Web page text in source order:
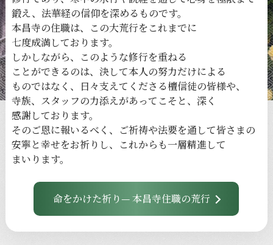
鍛え、 法華経の信仰を深める ものです。
本昌寺の住職は、 この大荒行をこれまでに
七度成満しております。
しかしながら、
このような修行を重ねる
ことができるのは、 決して本人の努力だけによる
ものではなく、
日々支えてくださる檀信徒の皆様や、
寺族、 スタッフの力添えがあってこそと、 深く
感謝しております。
そのご恩に報いるべく、 ご祈祷や法要を通して皆さまの
安寧と幸せをお祈りし、 これからも一層精進して
まいります。
命をかけた祈り— 本昌寺住職の荒行